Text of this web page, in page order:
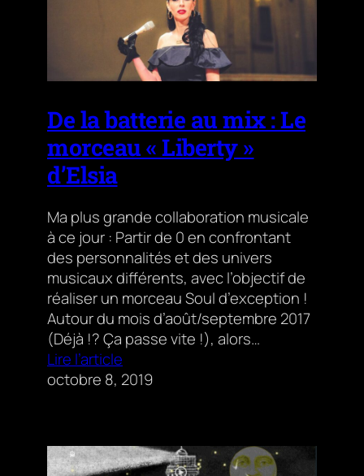
De la batterie au mix : Le
morceau « Liberty »
d’Elsia
Ma plus grande collaboration musicale
à ce jour : Partir de 0 en confrontant
des personnalités et des univers
musicaux différents, avec l’objectif de
réaliser un morceau Soul d’exception !
Autour du mois d’août/septembre 2017
(Déjà !? Ça passe vite !), alors…
Lire l’article
octobre 8, 2019